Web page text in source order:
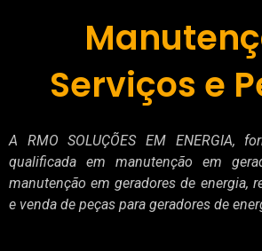
Serviços e
A RMO SOLUÇÕES EM ENERGIA,
qualificada em manutenção em
manutenção em geradores de energia,
e venda de peças para geradores de